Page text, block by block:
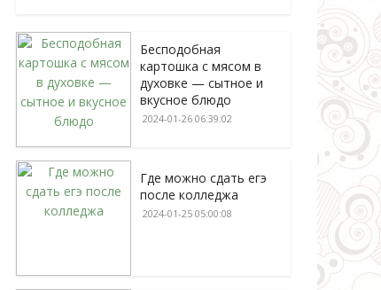
Бесподобная
картошка с мясом в
духовке — сытное и
вкусное блюдо
2024-01-26 06:39:02
Где можно сдать егэ
после колледжа
2024-01-25 05:00:08